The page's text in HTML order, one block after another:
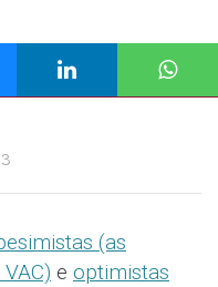
(as
e optimistas